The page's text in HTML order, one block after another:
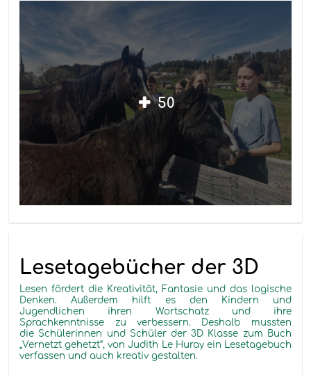
50
Lesetagebücher der 3D
Lesen fördert die Kreativität, Fantasie und das logische
Denken. Außerdem hilft es den Kindern und
Jugendlichen ihren Wortschatz und ihre
Sprachkenntnisse zu verbessern. Deshalb mussten
die Schülerinnen und Schüler der 3D Klasse zum Buch
„Vernetzt gehetzt“, von Judith Le Huray ein Lesetagebuch
verfassen und auch kreativ gestalten.